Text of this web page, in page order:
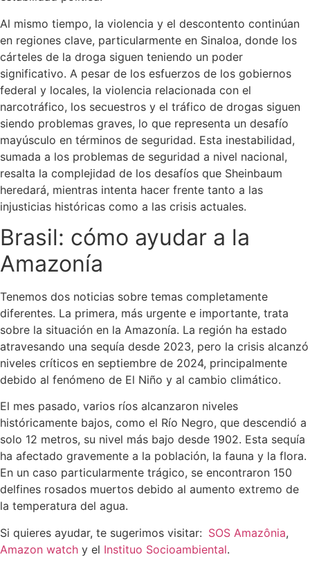
Al mismo tiempo, la violencia y el descontento continúan
en regiones clave, particularmente en Sinaloa, donde los
cárteles de la droga siguen teniendo un poder
significativo. A pesar de los esfuerzos de los gobiernos
federal y locales, la violencia relacionada con el
narcotráfico, los secuestros y el tráfico de drogas siguen
siendo problemas graves, lo que representa un desafío
mayúsculo en términos de seguridad. Esta inestabilidad,
sumada a los problemas de seguridad a nivel nacional,
resalta la complejidad de los desafíos que Sheinbaum
heredará, mientras intenta hacer frente tanto a las
injusticias históricas como a las crisis actuales.
Brasil: cómo ayudar a la
Amazonía
Tenemos dos noticias sobre temas completamente
diferentes. La primera, más urgente e importante, trata
sobre la situación en la Amazonía. La región ha estado
atravesando una sequía desde 2023, pero la crisis alcanzó
niveles críticos en septiembre de 2024, principalmente
debido al fenómeno de El Niño y al cambio climático.
El mes pasado, varios ríos alcanzaron niveles
históricamente bajos, como el Río Negro, que descendió a
solo 12 metros, su nivel más bajo desde 1902. Esta sequía
ha afectado gravemente a la población, la fauna y la flora.
En un caso particularmente trágico, se encontraron 150
delfines rosados muertos debido al aumento extremo de
la temperatura del agua.
Si quieres ayudar, te sugerimos visitar: SOS Amazônia,
Amazon watch y el Instituo Socioambiental.